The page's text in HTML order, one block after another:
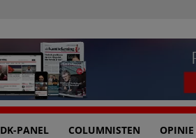
DK-PANEL COLUMNISTEN OPINIE